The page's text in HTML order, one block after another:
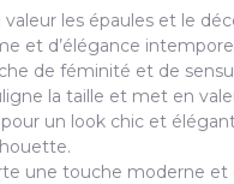
les épaules et le
et d’élégance
de féminité et de
la taille et met en
un look chic et
une touche moderne et